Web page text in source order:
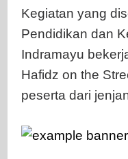
Kegiatan yang
Pendidikan dan
Indramayu
Hafidz on the
peserta dari